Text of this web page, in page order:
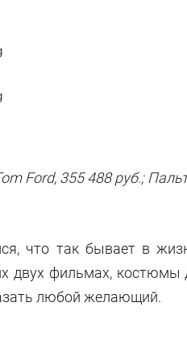
Ford, 355 488 руб.;
что так бывает в
двух фильмах, костюмы
любой желающий.